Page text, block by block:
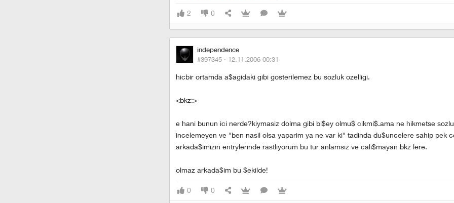
2 0
independence
#397345 · 12.11.2006 00:31
hicbir ortamda a$agidaki gibi gosterilemez bu sozluk ozelligi.
<bkz:>
e hani bunun ici nerde?kiymasiz dolma gibi bi$ey olmu$ cikmi$.ama ne hikmetse
incelemeyen ve "ben nasil olsa yaparim ya ne var ki" tadinda du$uncelere sahip pek
arkada$imizin entrylerinde rastliyorum bu tur anlamsiz ve cali$mayan bkz lere.
olmaz arkada$im bu $ekilde!
0 0